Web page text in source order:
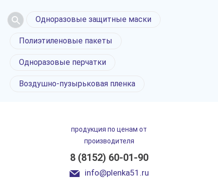
Одноразовые защитные маски
Полиэтиленовые пакеты
Одноразовые перчатки
Воздушно-пузырьковая пленка
продукция по ценам от
производителя
8 (8152) 60-01-90
info@plenka51.ru